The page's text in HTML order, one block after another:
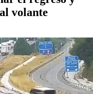
volante